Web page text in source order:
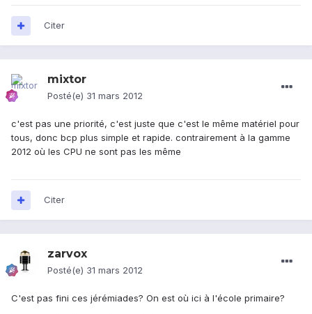
Citer
mixtor
Posté(e) 31 mars 2012
c'est pas une priorité, c'est juste que c'est le même matériel pour
tous, donc bcp plus simple et rapide. contrairement à la gamme
2012 où les CPU ne sont pas les même
Citer
zarvox
Posté(e) 31 mars 2012
C'est pas fini ces jérémiades? On est où ici à l'école primaire?